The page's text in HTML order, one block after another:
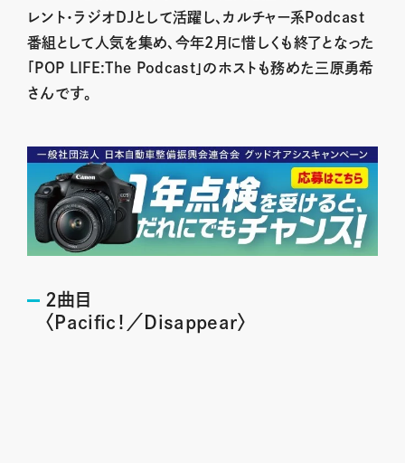
レント・ラジオDJとして活躍し、カルチャー系Podcast
番組として人気を集め、今年2月に惜しくも終了となった
「POP LIFE:The Podcast」のホストも務めた三原勇希
さんです。
2曲目
〈Pacific！／Disappear〉